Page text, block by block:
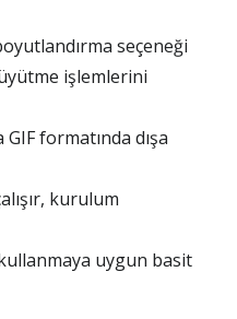
seçeneği
işlemlerini
GIF formatında dışa
kurulum
uygun basit